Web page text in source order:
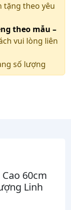
tặng theo yêu
theo mẫu –
vui lòng liên
số lượng
60cm
Linh